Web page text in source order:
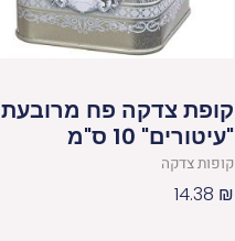
קופת צדקה פח מרובעת
"עיטורים" 10 ס"מ
קופות צדקה
14.38 ₪